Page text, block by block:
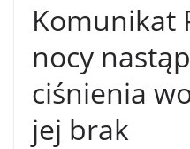
Komunikat
nocy
ciśnienia
jej brak